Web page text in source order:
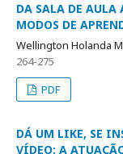
DA SALA DE AULA
MODOS DE
Wellington Holanda
264-275
PDF
DÁ UM LIKE, SE
VÍDEO: A